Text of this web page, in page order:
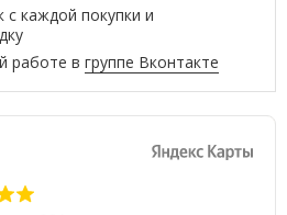
с каждой покупки и
работе вгруппе Вконтакте